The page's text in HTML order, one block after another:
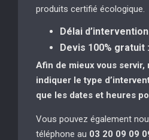
produits certifié écologique.
Délai
Devis 100% gratuit :
Afin de mieux vous servir,
indiquer le type
que les dates et heures
Vous pouvez également
téléphone au 03 20 09 09